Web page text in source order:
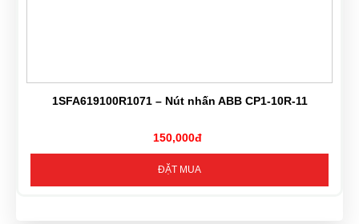
1SFA619100R1071 – Nút nhấn ABB CP1-10R-11
150,000đ
ĐẶT MUA